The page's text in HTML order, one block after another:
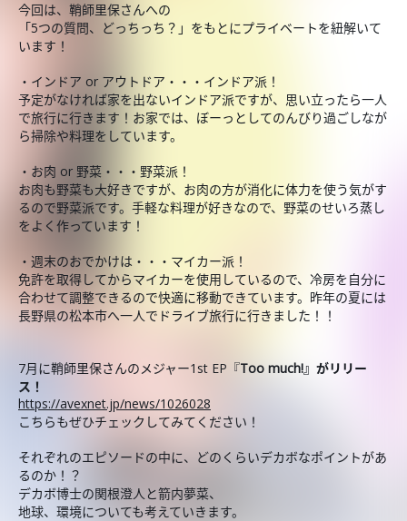
今回は、鞘師里保さんへの
「5つの質問、どっちっち？」をもとにプライベートを紐解いて
います！
・インドア or アウトドア・・・インドア派！
予定がなければ家を出ないインドア派ですが、思い立ったら一人
で旅行に行きます！お家では、ぼーっとしてのんびり過ごしなが
ら掃除や料理をしています。
・お肉 or 野菜・・・野菜派！
お肉も野菜も大好きですが、お肉の方が消化に体力を使う気がす
るので野菜派です。手軽な料理が好きなので、野菜のせいろ蒸し
をよく作っています！
・週末のおでかけは・・・マイカー派！
免許を取得してからマイカーを使用しているので、冷房を自分に
合わせて調整できるので快適に移動できています。昨年の夏には
長野県の松本市へ一人でドライブ旅行に行きました！！
7月に鞘師里保さんのメジャー1st EP『Too much!』がリリー
ス！
https://avexnet.jp/news/1026028
こちらもぜひチェックしてみてください！
それぞれのエピソードの中に、どのくらいデカボなポイントがあ
るのか！？
デカボ博士の関根澄人と箭内夢菜、
地球、環境についても考えていきます。